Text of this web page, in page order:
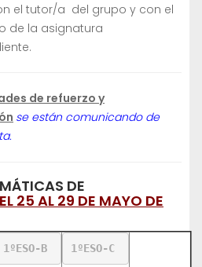
el tutor/a del grupo y con el
de la asignatura
de refuerzo y
se están comunicando de
DE
25 AL 29 DE MAYO DE
1ºESO-B 1ºESO-C